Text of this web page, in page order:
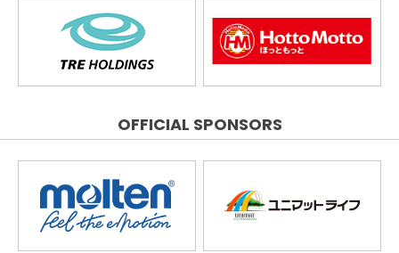
OFFICIAL SPONSORS